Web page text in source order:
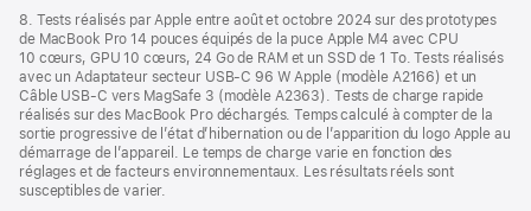
8. Tests réalisés par Apple entre août et octobre 2024 sur des prototypes
de MacBook Pro 14 pouces équipés de la puce Apple M4 avec CPU
10 cœurs, GPU 10 cœurs, 24 Go de RAM et un SSD de 1 To. Tests réalisés
avec un Adaptateur secteur USB-C 96 W Apple (modèle A2166) et un
Câble USB-C vers MagSafe 3 (modèle A2363). Tests de charge rapide
réalisés sur des MacBook Pro déchargés. Temps calculé à compter de la
sortie progressive de l’état d’hibernation ou de l’apparition du logo Apple au
démarrage de l’appareil. Le temps de charge varie en fonction des
réglages et de facteurs environnementaux. Les résultats réels sont
susceptibles de varier.